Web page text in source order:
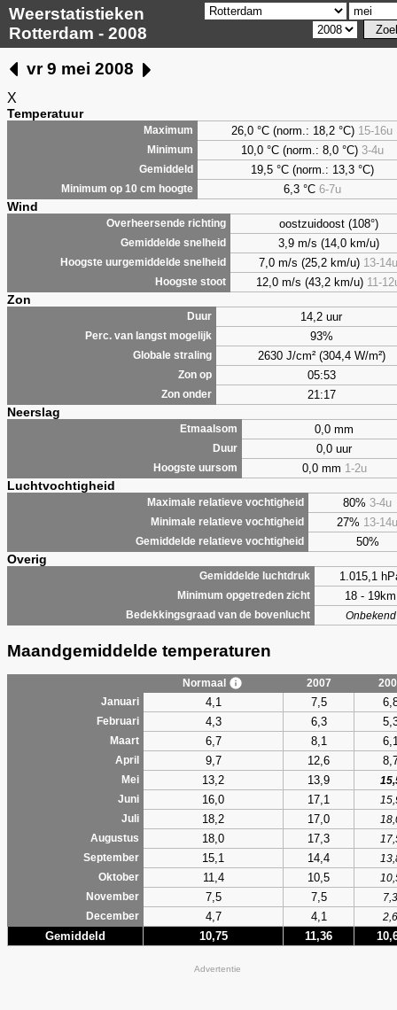
Weerstatistieken
Rotterdam - 2008
vr 9 mei 2008
X
Temperatuur
Maximum 26,0 °C (norm.: 18,2 °C) 15-16u
Minimum 10,0 °C (norm.: 8,0 °C) 3-4u
Gemiddeld 19,5 °C (norm.: 13,3 °C)
Minimum op 10 cm hoogte 6,3°C 6-7u
Wind
Overheersende richting oostzuidoost (108°)
Gemiddelde snelheid 3,9 m/s (14,0 km/u)
Hoogste uurgemiddelde snelheid 7,0 m/s (25,2 km/u) 13-14u
Hoogste stoot 12,0 m/s (43,2 km/u) 11-
Zon
Duur 14,2 uur
Perc. van langst mogelijk 93%
Globale straling 2630 J/cm² (304,4 W/m²)
Zon op 05:53
Zon onder 21:17
Neerslag
Etmaalsom 0,0 mm
Duur 0,0 uur
Hoogste uursom 0,0 mm 1-2u
Luchtvochtigheid
Maximale relatieve vochtigheid 80% 3-4u
Minimale relatieve vochtigheid 27% 13-14u
Gemiddelde relatieve vochtigheid 50%
Overig
Gemiddelde luchtdruk 1.015,1
Minimum opgetreden zicht 18 - 19km
Bedekkingsgraad van de bovenlucht Onbekend
Maandgemiddelde temperaturen
Normaal 2007
Januari
4,1 7,5
Februari 4,3 6,3
Maart 6,7 8,1
April 9,7 12,6
Mei 13,2 13,9
Juni
16,0 17,1
Juli
18,2 17,0
Augustus
18,0 17,3
September
15,1 14,4
Oktober
11,4 10,5
November
7,5 7,5
7,3
December
4,7 4,1 2,6
Gemiddeld 10,75 11,36
Advertentie